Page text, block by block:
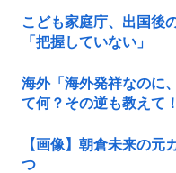
こども家庭庁、出国後
「把握していない」
海外「海外発祥なのに
て何？その逆も教えて
【画像】朝倉未来の元
つ